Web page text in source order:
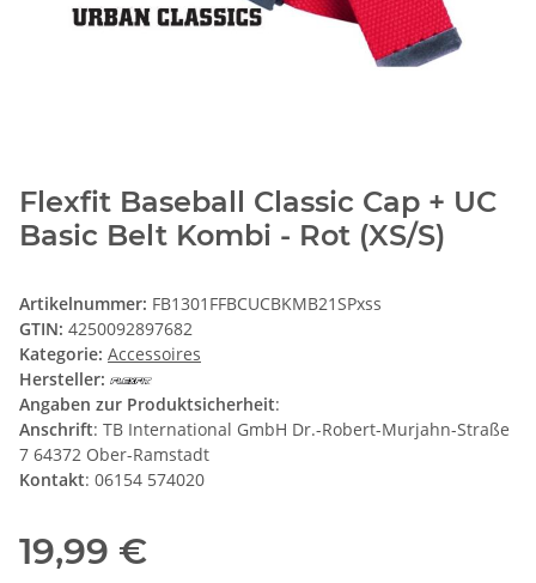
Flexfit Baseball Classic Cap + UC
Basic Belt Kombi - Rot (XS/S)
Artikelnummer: FB1301FFBCUCBKMB21SPxss
GTIN: 4250092897682
Kategorie: Accessoires
Hersteller:
Angaben zur Produktsicherheit:
Anschrift: TB International GmbH Dr.-Robert-Murjahn-Straße
7 64372 Ober-Ramstadt
Kontakt: 06154 574020
19,99 €